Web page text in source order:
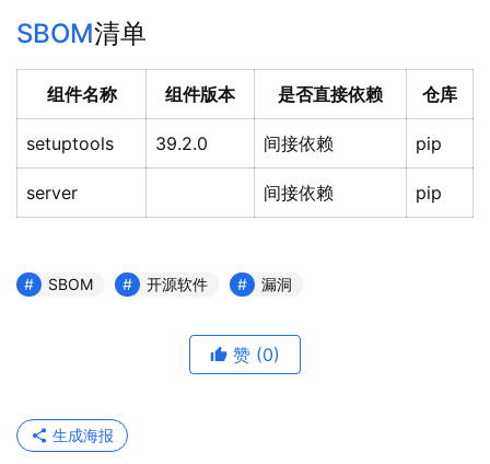
SBOM清单
组件名称 组件版本 是否直接依赖 仓库
setuptools 39.2.0 间接依赖 pip
server 间接依赖 pip
SBOM 开源软件 漏洞
赞 (0)
生成海报